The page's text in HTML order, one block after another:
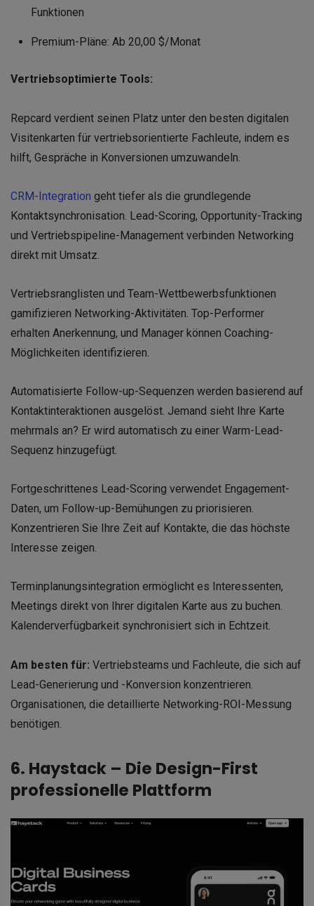
Funktionen
Premium-Pläne: Ab 20,00 $/Monat
Vertriebsoptimierte Tools:
Repcard verdient seinen Platz unter den besten digitalen
Visitenkarten für vertriebsorientierte Fachleute, indem es
hilft, Gespräche in Konversionen umzuwandeln.
CRM-Integration geht tiefer als die grundlegende
Kontaktsynchronisation. Lead-Scoring, Opportunity-Tracking
und Vertriebspipeline-Management verbinden Networking
direkt mit Umsatz.
Vertriebsranglisten und Team-Wettbewerbsfunktionen
gamifizieren Networking-Aktivitäten. Top-Performer
erhalten Anerkennung, und Manager können Coaching-
Möglichkeiten identifizieren.
Automatisierte Follow-up-Sequenzen werden basierend auf
Kontaktinteraktionen ausgelöst. Jemand sieht Ihre Karte
mehrmals an? Er wird automatisch zu einer Warm-Lead-
Sequenz hinzugefügt.
Fortgeschrittenes Lead-Scoring verwendet Engagement-
Daten, um Follow-up-Bemühungen zu priorisieren.
Konzentrieren Sie Ihre Zeit auf Kontakte, die das höchste
Interesse zeigen.
Terminplanungsintegration ermöglicht es Interessenten,
Meetings direkt von Ihrer digitalen Karte aus zu buchen.
Kalenderverfügbarkeit synchronisiert sich in Echtzeit.
Am besten für: Vertriebsteams und Fachleute, die sich auf
Lead-Generierung und -Konversion konzentrieren.
Organisationen, die detaillierte Networking-ROI-Messung
benötigen.
6. Haystack – Die Design-First
professionelle Plattform